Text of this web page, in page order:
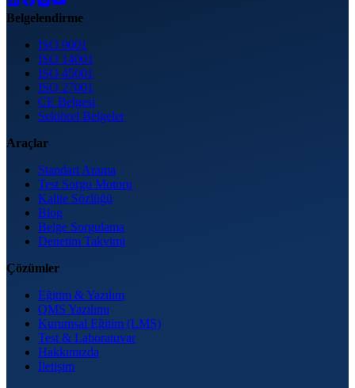
Belgelendirme
ISO 9001
ISO 14001
ISO 45001
ISO 27001
CE Belgesi
Sektörel Belgeler
Araçlar
Standart Arama
Test Sorgu Motoru
Kalite Sözlüğü
Blog
Belge Sorgulama
Denetim Takvimi
Çözümler
Eğitim & Yazılım
QMS Yazılımı
Kurumsal Eğitim (LMS)
Test & Laboratuvar
Hakkımızda
İletişim